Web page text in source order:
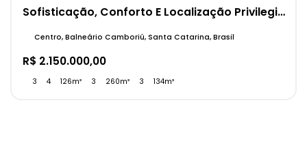
Sofisticação, Conforto E Localização Privilegiada
R$ 2.150.000,00
Centro, Balneário Camboriú, Santa Catarina, Brasil
3 4 126m² 3 260m² 3 134m²